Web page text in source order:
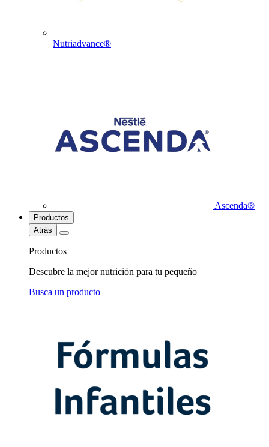
Nutriadvance®
Ascenda®
Productos
Atrás
Productos
Descubre la mejor nutrición para tu pequeño
Busca un producto